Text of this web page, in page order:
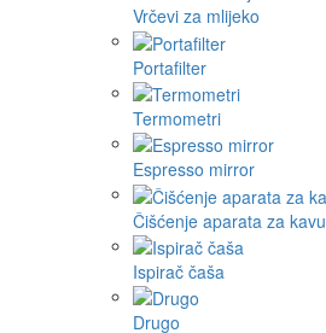
Vrčevi za mlijeko
Portafilter
Termometri
Espresso mirror
Čišćenje aparata za kavu
Ispirač čaša
Drugo